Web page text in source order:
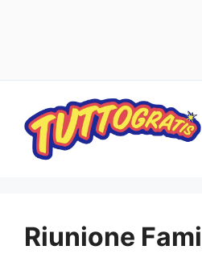
contenuto
Riunione